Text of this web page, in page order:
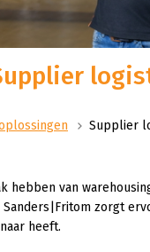
Supplier
hebben van
Sanders|Fritom zorgt
heeft.